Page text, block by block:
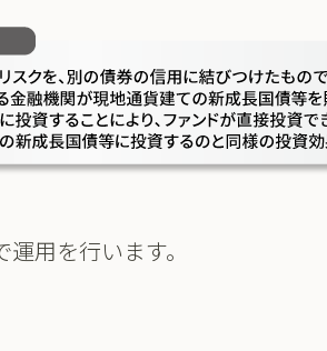
用を行います。